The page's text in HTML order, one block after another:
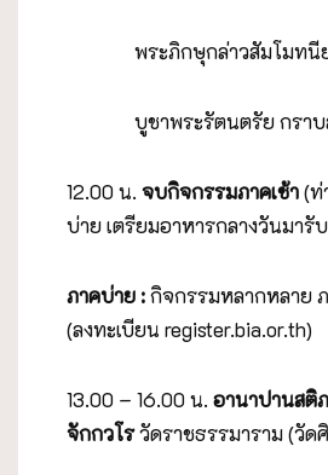
พระภิกษุกล่าวสัมโมทนีย
บูชาพระรัตนตรัย กราบล
12.00 น. จบกิจกรรมภาคเช้า(ท่
บ่าย เตรียมอาหารกลางวันมา
ภาคบ่าย :กิจกรรมหลากหลาย
(ลงทะเบียน register.bia.or.th)
13.00 – 16.00 น. อานาปานสติ
จักกวโรวัดราชธรรมาราม (วัด